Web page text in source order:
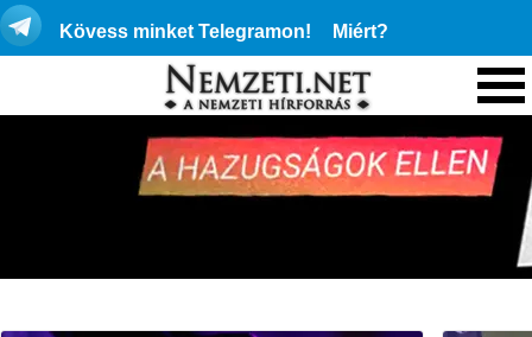
Kövess minket Telegramon! Miért?